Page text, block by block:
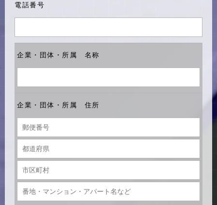
電話番号
企業・団体・所属 名称
企業・団体・所属 住所